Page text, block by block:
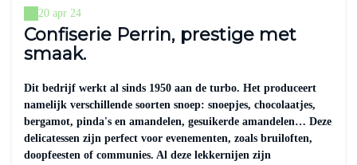
20 apr 24
Confiserie Perrin, prestige met
smaak.
Dit bedrijf werkt al sinds 1950 aan de turbo. Het produceert
namelijk verschillende soorten snoep: snoepjes, chocolaatjes,
bergamot, pinda's en amandelen, gesuikerde amandelen… Deze
delicatessen zijn perfect voor evenementen, zoals bruiloften,
doopfeesten of communies. Al deze lekkernijen zijn